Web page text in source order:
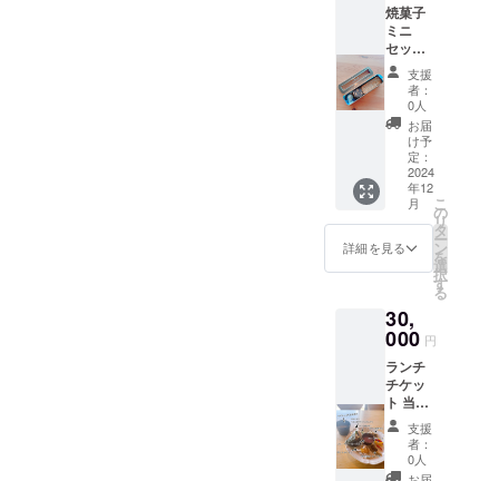
焼菓子
ミニ
セット
当店自
慢の米
粉100%
の焼菓
子をプ
チギフ
ト用に
ラッピ
ングし
て、お
届けし
ます。
原材料
加物等
の食品
表示は
お届け
商品の
ラベル
に表記
されま
す。 商
品開封
支援
者：
0人
お届
け予
定：
2024
年12
月
詳細を見る
こ
の
リ
タ
ー
ン
を
選
択
す
る
30,
000 円
ランチ
チケッ
ト 当店
のラン
チ
（スー
プ付
支援
者：
0人